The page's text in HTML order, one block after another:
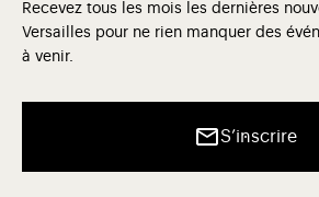
Recevez tous les mois les dernières
Versailles pour ne rien manquer des
à venir.
S’inscrire